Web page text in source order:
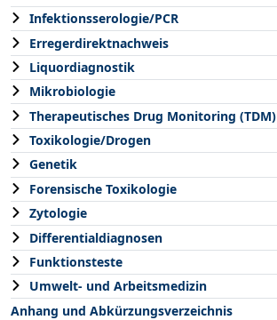
Infektionsserologie/PCR
Erregerdirektnachweis
Liquordiagnostik
Mikrobiologie
Therapeutisches Drug Monitoring (TDM)
Toxikologie/Drogen
Genetik
Forensische Toxikologie
Zytologie
Differentialdiagnosen
Funktionsteste
Umwelt- und Arbeitsmedizin
Anhang und Abkürzungsverzeichnis